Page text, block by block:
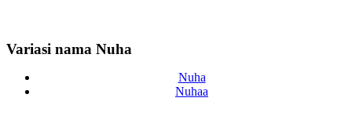
Variasi nama Nuha
Nuha
Nuhaa